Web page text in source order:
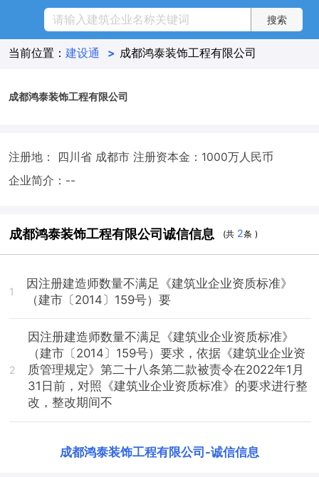
当前位置： 建设通 > 成都鸿泰装饰工程有限公司
成都鸿泰装饰工程有限公司
注册地： 四川省 成都市 注册资本金：1000万人民币
企业简介：--
成都鸿泰装饰工程有限公司诚信信息 (共 2条 )
1
因注册建造师数量不满足《建筑业企业资质标准》
（建市〔2014〕159号）要
2
因注册建造师数量不满足《建筑业企业资质标准》
（建市〔2014〕159号）要求，依据《建筑业企业资
质管理规定》第二十八条第二款被责令在2022年1月
31日前，对照《建筑业企业资质标准》的要求进行整
改，整改期间不
成都鸿泰装饰工程有限公司 -诚信信息